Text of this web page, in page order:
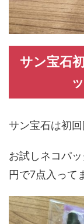
サン宝石
サン宝石は初回
お試しネコパ
円で7点入って